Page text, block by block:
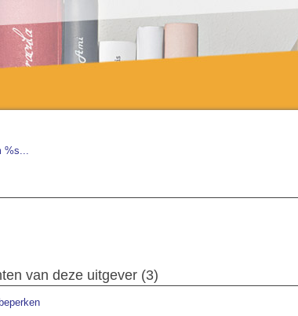
%s...
van deze uitgever (3)